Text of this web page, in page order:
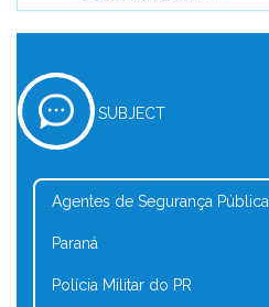
SUBJECT
Agentes de Segurança Pública
Paraná
Polícia Militar do PR